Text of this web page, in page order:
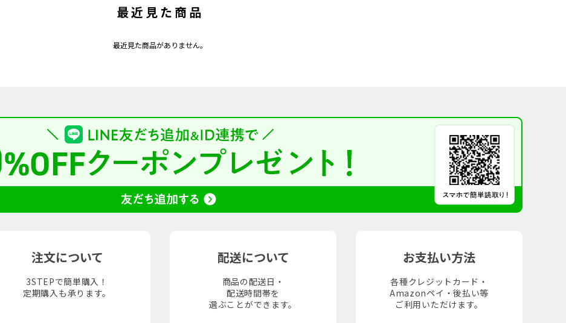
最近見た商品
最近見た商品がありません。
注文について
3STEPで簡単購入！
定期購入も承ります。
配送について
商品の配送日・
配送時間帯を
選ぶことができます。
お支払い方法
各種クレジットカード・
Amazonペイ・後払い等
ご利用いただけます。